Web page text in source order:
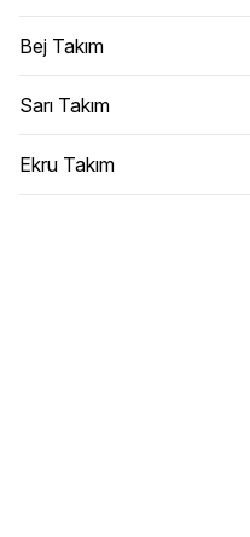
Bej Takım
Sarı Takım
Ekru Takım